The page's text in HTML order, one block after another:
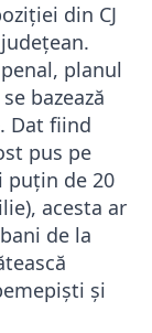
din CJ
planul
bazează
Dat fiind
pus pe
puțin de 20
acesta ar
de la
și